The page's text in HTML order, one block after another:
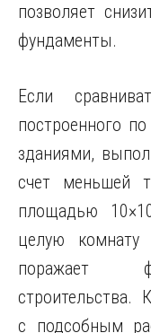
позволяет
фундаменты.
Если
построенного
зданиями,
счет меньшей
площадью
целую
поражает
строительства.
с подсобным